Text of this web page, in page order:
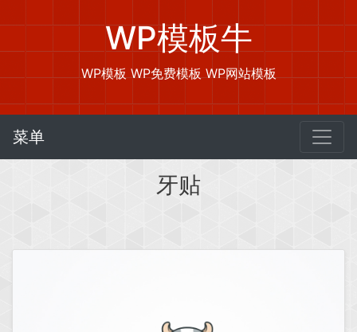
WP模板牛
WP模板 WP免费模板 WP网站模板
菜单
牙贴